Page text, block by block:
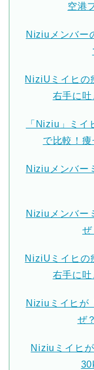
空港
Niziuメンバー
NiziUミイヒの
右手に吐
「Niziu」ミイ
で比較！
Niziuメンバー
Niziuメンバー
ぜ
NiziUミイヒの
右手に吐
Niziuミイヒが
ぜ
Niziuミイヒ